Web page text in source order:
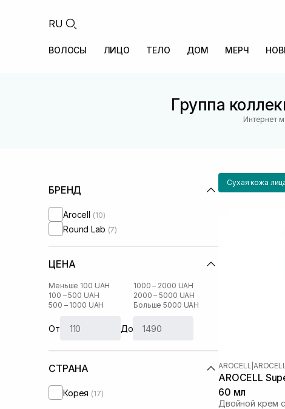
RU
ВОЛОСЫ ЛИЦО ТЕЛО ДОМ МЕРЧ
Группа
Интернет
БРЕНД
Arocell (10)
Round Lab (7)
ЦЕНА
Меньше 100 UAH
100 – 500 UAH
500 – 1000 UAH
1000 – 2000 UAH
2000 – 5000 UAH
Больше 5000 UAH
От До
СТРАНА
Корея (17)
Сухая кожа
AROCELL
AROCELL
60 мл
Двойной крем